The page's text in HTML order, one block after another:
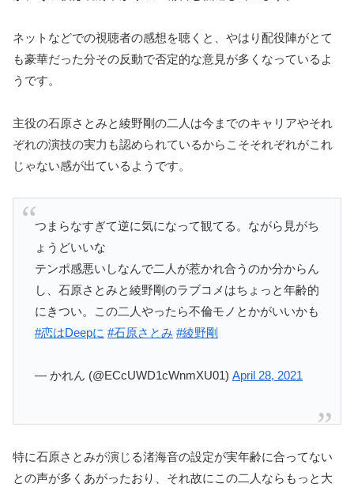
ネットなどでの視聴者の感想を聴くと、やはり配役陣がとて
も豪華だった分その反動で否定的な意見が多くなっているよ
うです。
主役の石原さとみと綾野剛の二人は今までのキャリアやそれ
ぞれの演技の実力も認められているからこそそれぞれがこれ
じゃない感が出ているようです。
つまらなすぎて逆に気になって観てる。ながら見がち
ょうどいいな
テンポ感悪いしなんで二人が惹かれ合うのか分からん
し、石原さとみと綾野剛のラブコメはちょっと年齢的
にきつい。この二人やったら不倫モノとかがいいかも
#恋はDeepに #石原さとみ #綾野剛
— かれん (@ECcUWD1cWnmXU01) April 28, 2021
特に石原さとみが演じる渚海音の設定が実年齢に合ってない
との声が多くあがったおり、それ故にこの二人ならもっと大